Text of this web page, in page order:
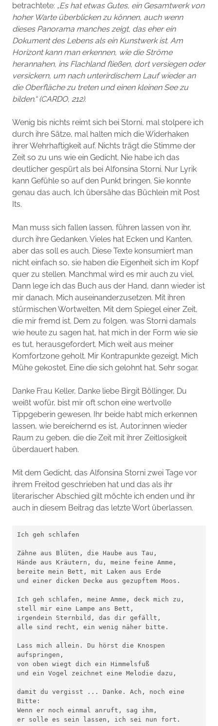
betrachtete: „Es hat etwas Gutes, ein Gesamtwerk von
hoher Warte überblicken zu können, auch wenn
dieses Panorama manches zeigt, das eher ein
Dokument des Lebens als ein Kunstwerk ist. Am
Horizont kann man erkennen, wie die Ströme
herannahen, ins Flachland fließen, dort versiegen oder
versickern, um nach unterirdischem Lauf wieder an
die Oberfläche zu treten und einen kleinen See zu
bilden.“ (CARDO, 212).
Wenig bis nichts reimt sich bei Storni, mal stolpere ich
durch ihre Sätze, mal halten mich die Widerhaken
ihrer Wehrhaftigkeit auf. Nichts trägt die Stimme der
Zeit so zu uns wie ein Gedicht. Nie habe ich das
deutlicher gespürt als bei Alfonsina Storni. Nur Lyrik
kann Gefühle so auf den Punkt bringen. Sie konnte
genau das auch. Ich übersähe das Büchlein mit Post
Its.
Man muss sich fallen lassen, führen lassen von ihr,
durch ihre Gedanken. Vieles hat Ecken und Kanten,
aber das soll es auch. Diese Texte konsumiert man
nicht einfach so, sie haben die Eigenheit sich im Kopf
quer zu stellen. Manchmal wird es mir auch zu viel.
Dann lege ich das Buch aus der Hand, dann wieder ist
mir danach. Mich auseinanderzusetzen. Mit ihren
stürmischen Wortwelten. Mit dem Spiegel einer Zeit,
die mir fremd ist. Dem zu folgen, was Storni damals
wie heute zu sagen hat, hat mich in der Form wie sie
es tut, herausgefordert. Mich weit aus meiner
Komfortzone geholt. Mir Kontrapunkte gezeigt. Mich
Mühe gekostet. Eine die sich gelohnt hat. Sehr sogar.
Danke Frau Keller, Danke liebe Birgit Böllinger, Du
weißt wofür, bist mir oft schon eine wertvolle
Tippgeberin gewesen. Ihr beide habt mich erkennen
lassen, wie bereichernd es ist, Autor:innen wieder
Raum zu geben, die die Zeit mit ihrer Zeitlosigkeit
überdauert haben.
Mit dem Gedicht, das Alfonsina Storni zwei Tage vor
ihrem Freitod geschrieben hat und das als ihr
literarischer Abschied gilt möchte ich enden und ihr
auch in diesem Beitrag das letzte Wort überlassen.
Ich geh schlafen
Zähne aus Blüten, die Haube aus Tau,
Hände aus Kräutern, du, meine feine Amme,
bereite mein Bett, mit Laken aus Erde
und einer dicken Decke aus gezupftem Moos.
Ich geh schlafen, meine Amme, deck mich zu,
stell mir eine Lampe ans Bett,
irgendein Sternbild, das dir gefällt,
alle sind recht, ein wenig näher bitte.
Lass mich allein. Du hörst die Knospen
aufspringen,
von oben wiegt dich ein Himmelsfuß
und ein Vogel zeichnet eine Melodie dazu,
damit du vergisst ... Danke. Ach, noch eine
Bitte:
Wenn er noch einmal anruft, sag ihm,
er solle es sein lassen, ich sei nun fort.